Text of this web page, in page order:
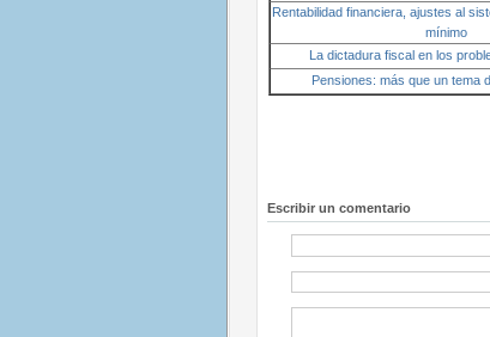
Rentabilidad financiera, ajustes al
mínimo
La dictadura fiscal en los
Pensiones: más que un tema
Escribir un comentario